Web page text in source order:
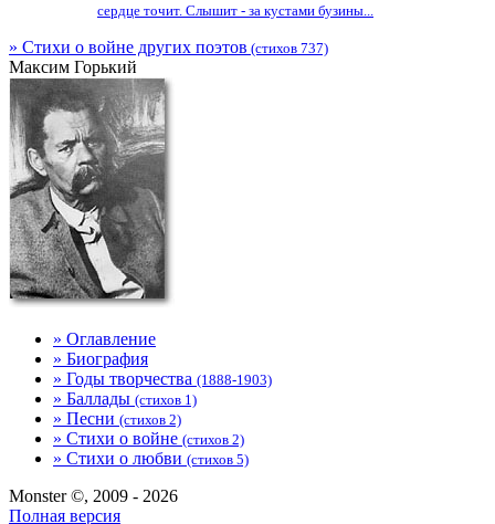
сердце точит. Слышит - за кустами бузины...
» Стихи о войне других поэтов (стихов 737)
Максим Горький
» Оглавление
» Биография
» Годы творчества (1888-1903)
» Баллады (стихов 1)
» Песни (стихов 2)
» Стихи о войне (стихов 2)
» Стихи о любви (стихов 5)
Monster ©, 2009 - 2026
Полная версия